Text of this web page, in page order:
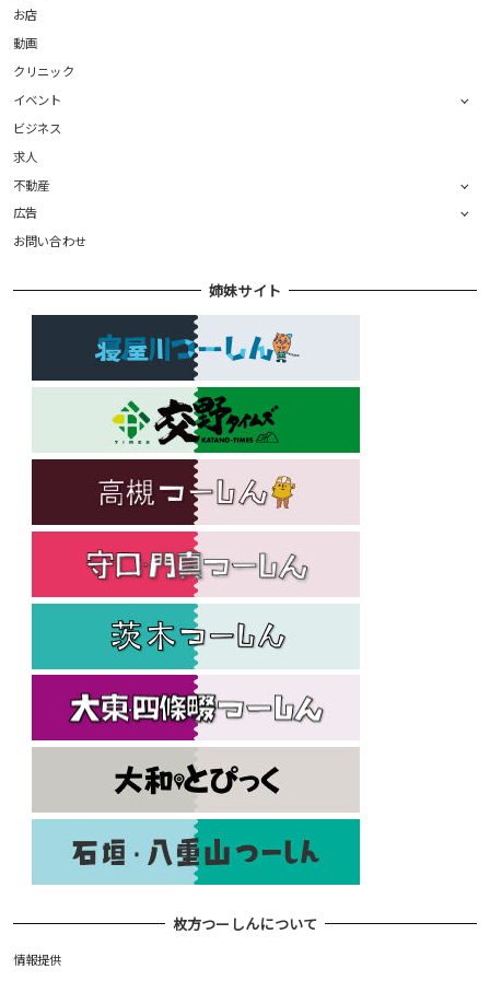
お店
動画
クリニック
イベント
ビジネス
求人
不動産
広告
お問い合わせ
姉妹サイト
枚方つーしんについて
情報提供